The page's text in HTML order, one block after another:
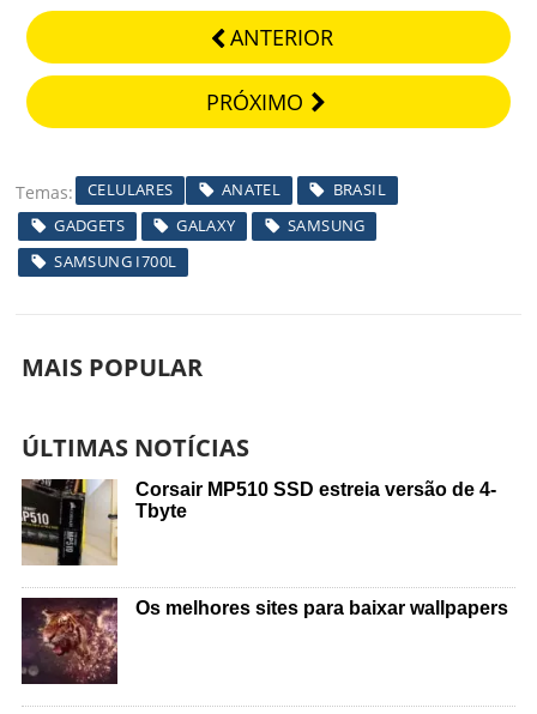
ANTERIOR
PRÓXIMO
Temas CELULARES ANATEL
BRASIL
GADGETS
GALAXY
SAMSUNG
SAMSUNG I700L
MAIS POPULAR
ÚLTIMAS NOTÍCIAS
Corsair MP510 SSD estreia versão de 4-
Tbyte
Os melhores sites para baixar wallpapers